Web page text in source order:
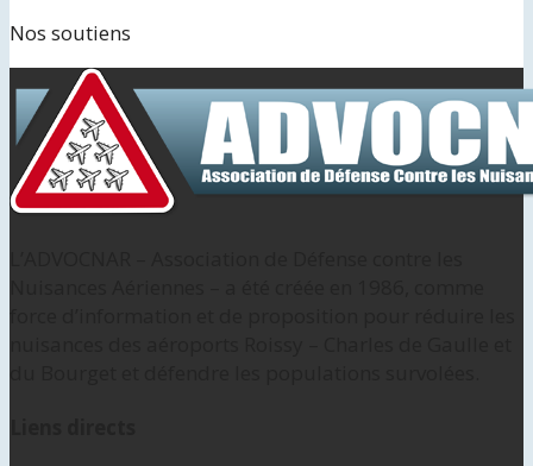
Nos soutiens